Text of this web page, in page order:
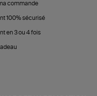
commande
100% sécurisé
en 3 ou 4 fois